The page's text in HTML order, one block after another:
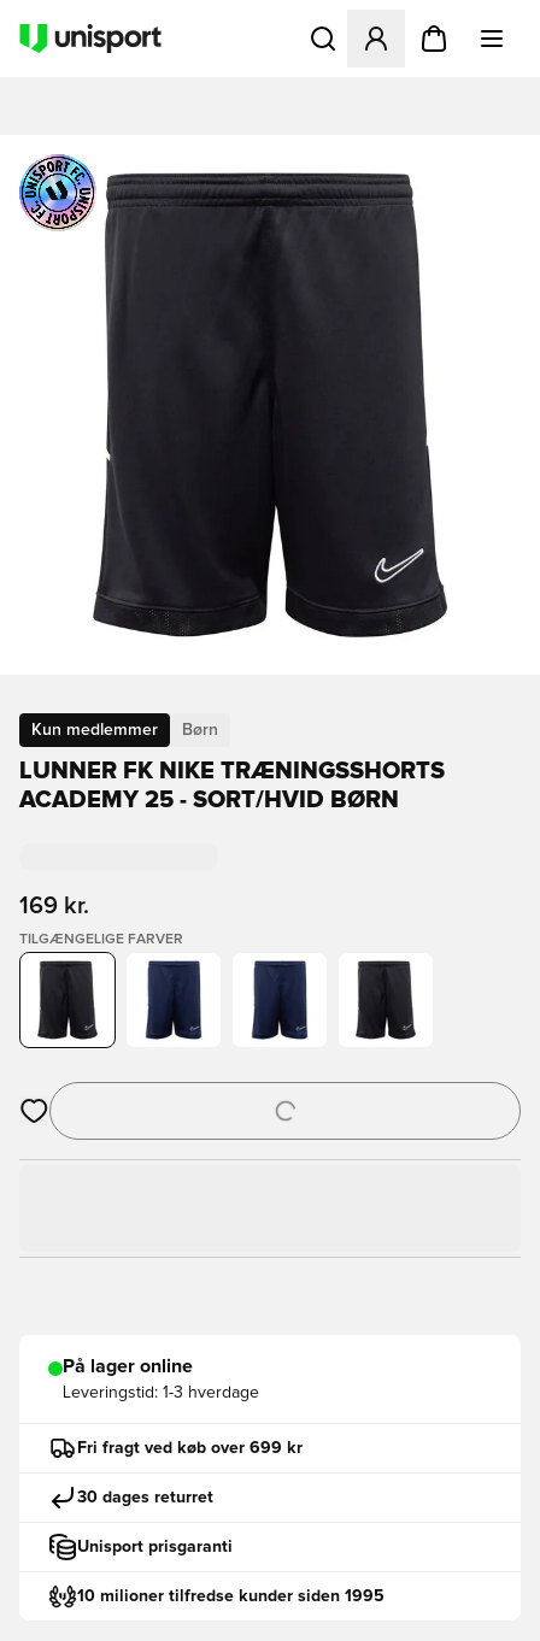
Åbner en Modal til at
Kun medlemmer Børn
LUNNER FK NIKE TRÆNINGSSHORTS
ACADEMY 25 - SORT/HVID BØRN
169 kr.
TILGÆNGELIGE FARVER
Åbner en Modal til at logge ind eller tilmelde dig som medlem
På lager online
Leveringstid: 1-3 hverdage
Fri fragt ved køb over 699 kr
30 dages returret
Unisport prisgaranti
10 milioner tilfredse kunder siden 1995